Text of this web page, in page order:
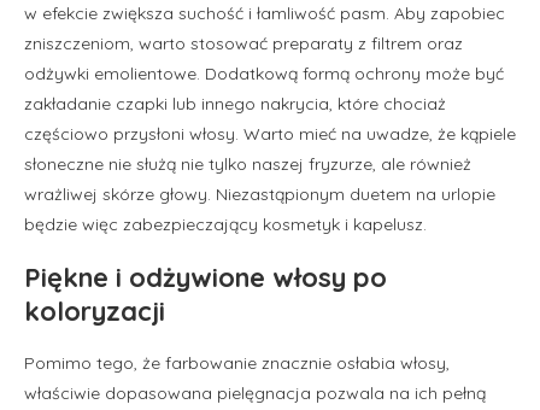
w efekcie zwiększa suchość i łamliwość pasm. Aby zapobiec
zniszczeniom, warto stosować preparaty z filtrem oraz
odżywki emolientowe. Dodatkową formą ochrony może być
zakładanie czapki lub innego nakrycia, które chociaż
częściowo przysłoni włosy. Warto mieć na uwadze, że kąpiele
słoneczne nie służą nie tylko naszej fryzurze, ale również
wrażliwej skórze głowy. Niezastąpionym duetem na urlopie
będzie więc zabezpieczający kosmetyk i kapelusz.
Piękne i odżywione włosy po
koloryzacji
Pomimo tego, że farbowanie znacznie osłabia włosy,
właściwie dopasowana pielęgnacja pozwala na ich pełną